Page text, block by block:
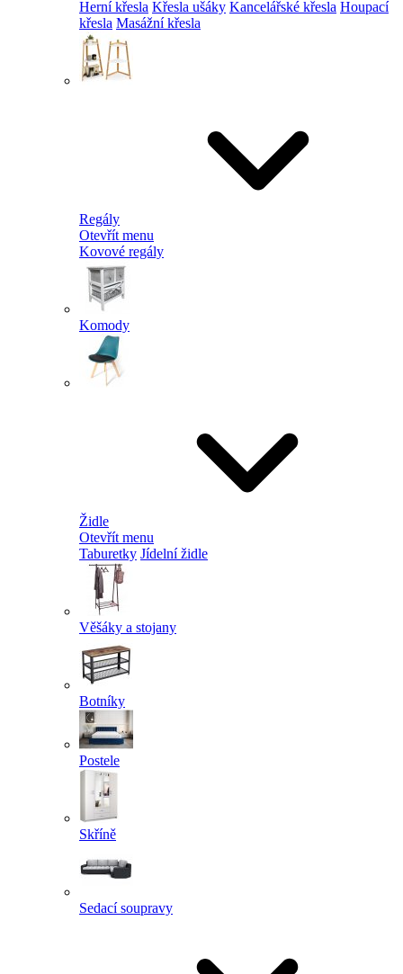
Herní křesla Křesla ušáky Kancelářské křesla Houpací
křesla Masážní křesla
Regály
Otevřít menu
Kovové regály
Komody
Židle
Otevřít menu
Taburetky Jídelní židle
Věšáky a stojany
Botníky
Postele
Skříně
Sedací soupravy